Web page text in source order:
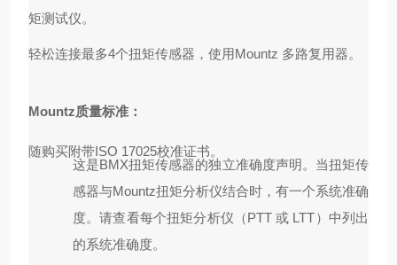
矩测试仪。
轻松连接最多4个扭矩传感器，使用Mountz 多路复用器。
Mountz质量标准：
随购买附带ISO 17025校准证书。
这是BMX扭矩传感器的独立准确度声明。当扭矩传
感器与Mountz扭矩分析仪结合时，有一个系统准确
度。请查看每个扭矩分析仪（PTT或 LTT）中列出
的系统准确度。